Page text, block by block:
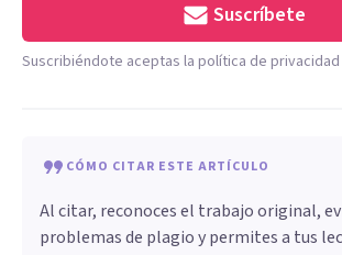
Suscríbete
Suscribiéndote aceptas la política de privacidad
CÓMO CITAR ESTE ARTÍCULO
Al citar, reconoces el trabajo original,
problemas de plagio y permites a tus